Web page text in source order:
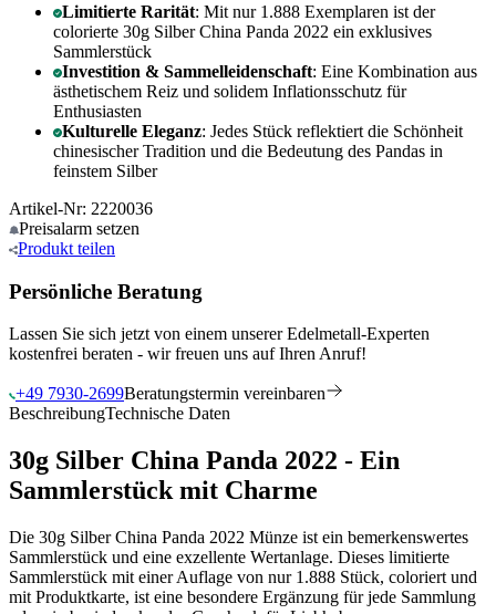
Limitierte Rarität: Mit nur 1.888 Exemplaren ist der
colorierte 30g Silber China Panda 2022 ein exklusives
Sammlerstück
Investition & Sammelleidenschaft: Eine Kombination aus
ästhetischem Reiz und solidem Inflationsschutz für
Enthusiasten
Kulturelle Eleganz: Jedes Stück reflektiert die Schönheit
chinesischer Tradition und die Bedeutung des Pandas in
feinstem Silber
Artikel-Nr: 2220036
Preisalarm setzen
Produkt teilen
Persönliche Beratung
Lassen Sie sich jetzt von einem unserer Edelmetall-Experten
kostenfrei beraten - wir freuen uns auf Ihren Anruf!
+49 7930-2699Beratungstermin vereinbaren
BeschreibungTechnische Daten
30g Silber China Panda 2022 - Ein
Sammlerstück mit Charme
Die 30g Silber China Panda 2022 Münze ist ein bemerkenswertes
Sammlerstück und eine exzellente Wertanlage. Dieses limitierte
Sammlerstück mit einer Auflage von nur 1.888 Stück, coloriert und
mit Produktkarte, ist eine besondere Ergänzung für jede Sammlung